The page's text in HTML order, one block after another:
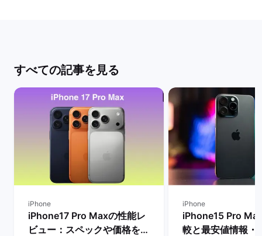
すべての記事を見る
iPhone
iPhone17 Pro Maxの性能レ
ビュー：スペックや価格を
iPhone
iPhone15 Pro
較と最安値情報・